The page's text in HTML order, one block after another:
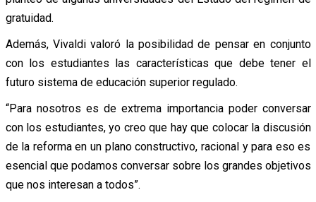
gratuidad.
Además, Vivaldi valoró la posibilidad de pensar en conjunto
con los estudiantes las características que debe tener el
futuro sistema de educación superior regulado.
“Para nosotros es de extrema importancia poder conversar
con los estudiantes, yo creo que hay que colocar la discusión
de la reforma en un plano constructivo, racional y para eso es
esencial que podamos conversar sobre los grandes objetivos
que nos interesan a todos”.